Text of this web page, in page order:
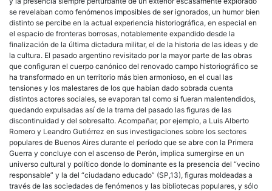
se revelaban como fenómenos imposibles de ser ignorados, un humor bien
distinto se percibe en la actual experiencia historiográfica, en especial en
el espacio de fronteras borrosas, notablemente expandido desde la
finalización de la última dictadura militar, el de la historia de las ideas y de
la cultura. El pasado argentino revisitado por la mayor parte de las obras
que configuran el cuerpo canónico del renovado campo historiográfico se
ha transformado en un territorio más bien armonioso, en el cual las
tensiones y los malestares de los que habían dado sobrada cuenta
distintos actores sociales, se evaporan tal como si fueran malentendidos,
quedando expulsadas así de la trama del pasado las figuras de las
discontinuidad y del sobresalto. Acompañar, por ejemplo, a Luis Alberto
Romero y Leandro Gutiérrez en sus investigaciones sobre los sectores
populares de Buenos Aires durante el período que se abre con la Primera
Guerra y concluye con el ascenso de Perón, implica sumergirse en un
universo cultural y político donde lo dominante es la presencia del “vecino
responsable” y la del “ciudadano educado” (SP,13), figuras moldeadas a
través de las sociedades de fenómenos y las bibliotecas populares, y sólo